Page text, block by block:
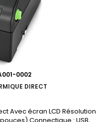
0002
DIRECT
Avec écran LCD Résolution